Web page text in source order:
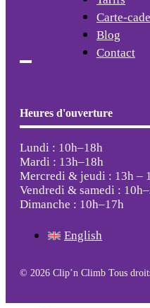
Carte-
Blog
Contact
Heures d'ouverture
Lundi : 10h–18h
Mardi : 13h–18h
Mercredi & jeudi : 13h –
Vendredi & samedi :
Dimanche : 10h–17h
English
© 2026 Clip’n Climb Tous